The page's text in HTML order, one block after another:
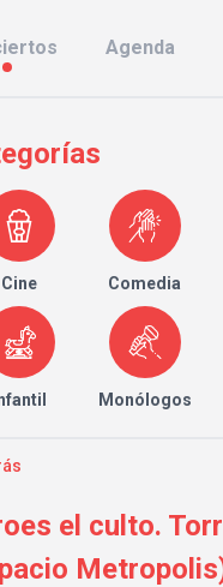
Agenda
Cine Comedia
Monólogos
el culto.